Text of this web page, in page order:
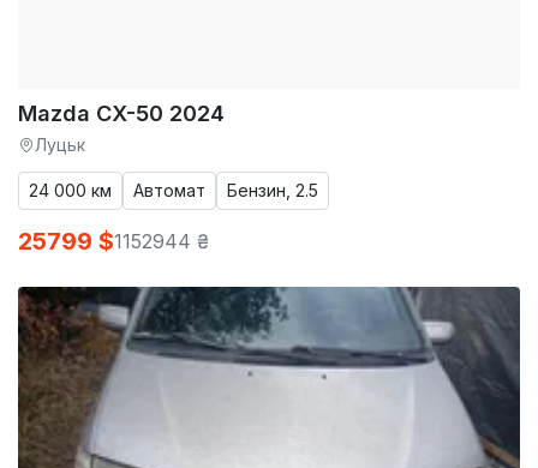
Mazda CX-50 2024
Луцьк
24 000 км Автомат Бензин, 2.5
25799 $1152944 ₴